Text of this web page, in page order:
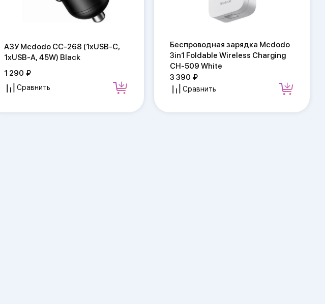
АЗУ Mcdodo CC-268 (1xUSB-C,
1xUSB-A, 45W) Black
1 290
Сравнить
Беспроводная зарядка Mcdodo
3in1 Foldable Wireless Charging
CH-509 White
3 390
Сравнить